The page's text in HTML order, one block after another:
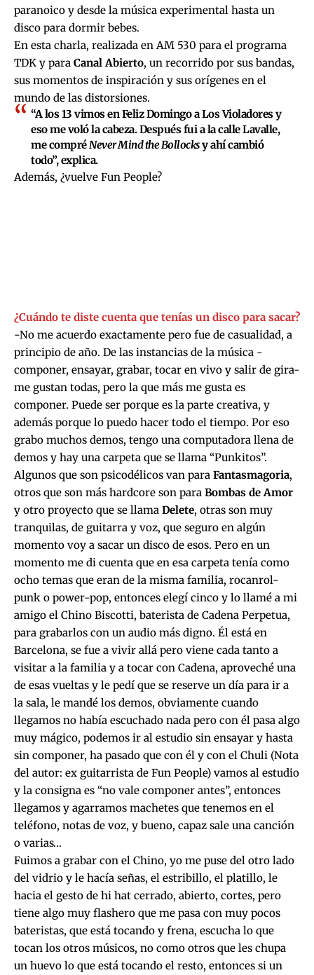
paranoico y desde la música experimental hasta un
disco para dormir bebes.
En esta charla, realizada en AM 530 para el programa
TDK y para Canal Abierto, un recorrido por sus bandas,
sus momentos de inspiración y sus orígenes en el
mundo de las distorsiones.
“A los 13 vimos en Feliz Domingo a Los Violadores y
eso me voló la cabeza. Después fui a la calle Lavalle,
me compréNever Mind the Bollocksy ahí cambió
todo”, explica.
Además, ¿vuelve Fun People?
¿Cuándo te diste cuenta que tenías un disco para sacar?
-No me acuerdo exactamente pero fue de casualidad, a
principio de año. De las instancias de la música -
componer, ensayar, grabar, tocar en vivo y salir de gira-
me gustan todas, pero la que más me gusta es
componer. Puede ser porque es la parte creativa, y
además porque lo puedo hacer todo el tiempo. Por eso
grabo muchos demos, tengo una computadora llena de
demos y hay una carpeta que se llama “Punkitos”.
Algunos que son psicodélicos van para Fantasmagoria,
otros que son más hardcore son para Bombas de Amor
y otro proyecto que se llama Delete, otras son muy
tranquilas, de guitarra y voz, que seguro en algún
momento voy a sacar un disco de esos. Pero en un
momento me di cuenta que en esa carpeta tenía como
ocho temas que eran de la misma familia, rocanrol-
punk o power-pop, entonces elegí cinco y lo llamé a mi
amigo el Chino Biscotti, baterista de Cadena Perpetua,
para grabarlos con un audio más digno. Él está en
Barcelona, se fue a vivir allá pero viene cada tanto a
visitar a la familia y a tocar con Cadena, aproveché una
de esas vueltas y le pedí que se reserve un día para ir a
la sala, le mandé los demos, obviamente cuando
llegamos no había escuchado nada pero con él pasa algo
muy mágico, podemos ir al estudio sin ensayar y hasta
sin componer, ha pasado que con él y con el Chuli (Nota
del autor: ex guitarrista de Fun People) vamos al estudio
y la consigna es “no vale componer antes”, entonces
llegamos y agarramos machetes que tenemos en el
teléfono, notas de voz, y bueno, capaz sale una canción
o varias…
Fuimos a grabar con el Chino, yo me puse del otro lado
del vidrio y le hacía señas, el estribillo, el platillo, le
hacia el gesto de hi hat cerrado, abierto, cortes, pero
tiene algo muy flashero que me pasa con muy pocos
bateristas, que está tocando y frena, escucha lo que
tocan los otros músicos, no como otros que les chupa
un huevo lo que está tocando el resto, entonces si un